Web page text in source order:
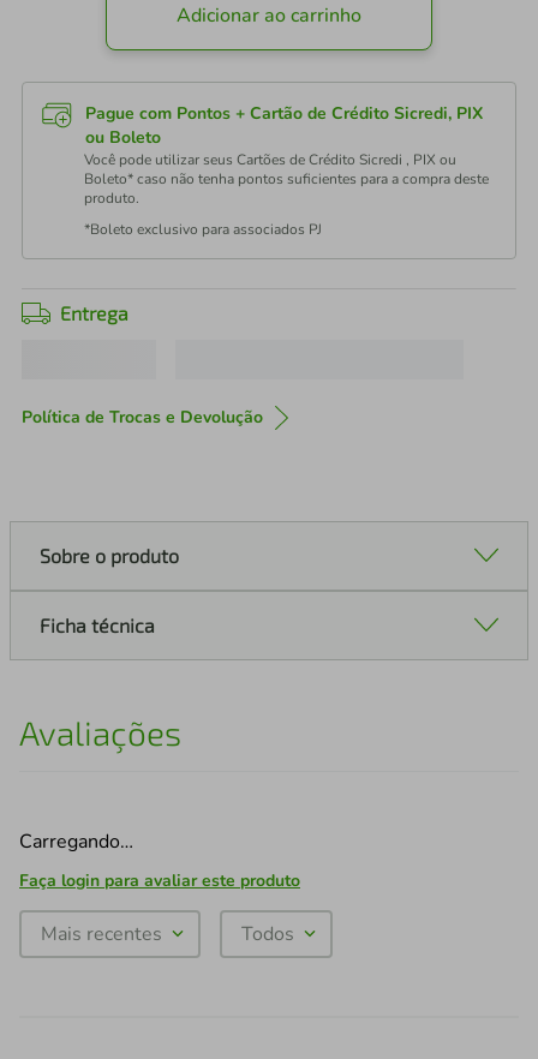
Adicionar ao carrinho
Pague com Pontos + Cartão de Crédito Sicredi, PIX
ou Boleto
Você pode utilizar seus Cartões de Crédito Sicredi , PIX ou
Boleto* caso não tenha pontos suficientes para a compra deste
produto.
*Boleto exclusivo para associados PJ
Entrega
Política de Trocas e Devolução
Sobre o produto
Ficha técnica
Avaliações
Carregando…
Faça login para avaliar este produto
Mais recentes Todos